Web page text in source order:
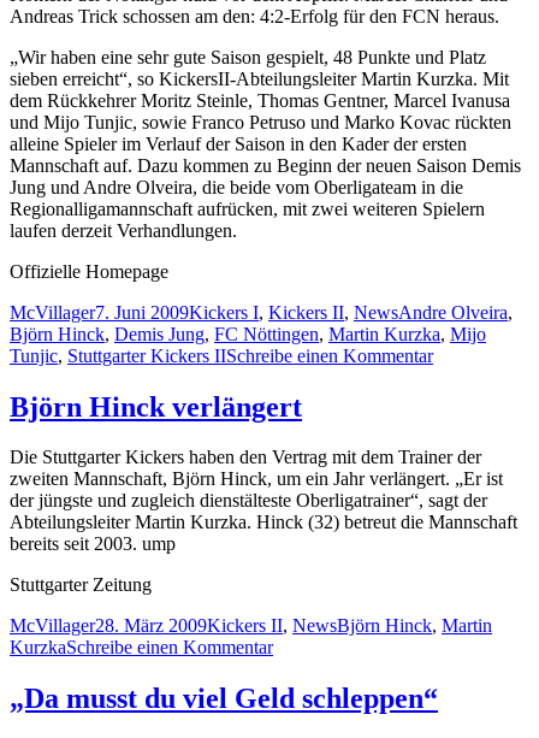
Andreas Trick schossen am den: 4:2-Erfolg für den FCN heraus.
„Wir haben eine sehr gute Saison gespielt, 48 Punkte und Platz
sieben erreicht“, so KickersII-Abteilungsleiter Martin Kurzka. Mit
dem Rückkehrer Moritz Steinle, Thomas Gentner, Marcel Ivanusa
und Mijo Tunjic, sowie Franco Petruso und Marko Kovac rückten
alleine Spieler im Verlauf der Saison in den Kader der ersten
Mannschaft auf. Dazu kommen zu Beginn der neuen Saison Demis
Jung und Andre Olveira, die beide vom Oberligateam in die
Regionalligamannschaft aufrücken, mit zwei weiteren Spielern
laufen derzeit Verhandlungen.
Offizielle Homepage
Autor
McVillagerVeröffentlicht
am
7. Juni 2009Kategorien
Kickers I, Kickers II, NewsSchlagwörter
Andre Olveira,
Björn Hinck, Demis Jung, FC Nöttingen, Martin Kurzka, Mijo
Tunjic, Stuttgarter Kickers IISchreibe einen Kommentarzu
Björn Hinck verlängert
Die Stuttgarter Kickers haben den Vertrag mit dem Trainer der
zweiten Mannschaft, Björn Hinck, um ein Jahr verlängert. „Er ist
der jüngste und zugleich dienstälteste Oberligatrainer“, sagt der
Abteilungsleiter Martin Kurzka. Hinck (32) betreut die Mannschaft
bereits seit 2003. ump
Stuttgarter Zeitung
Autor
McVillagerVeröffentlicht
am
28. März 2009Kategorien
Kickers II, NewsSchlagwörter
Björn Hinck, Martin
KurzkaSchreibe einen Kommentarzu
Hinck
verlängert
„Da musst du viel Geld schleppen“